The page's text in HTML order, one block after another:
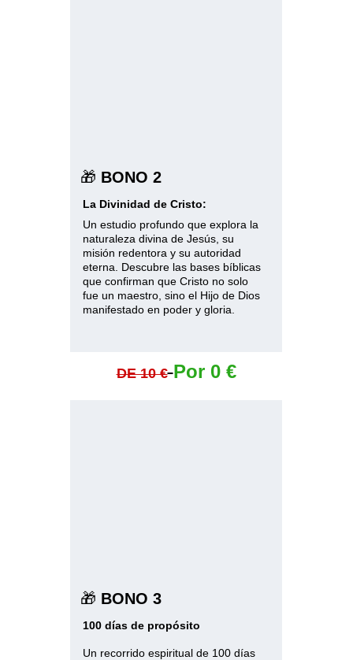
🎁 BONO 2
La Divinidad de Cristo:
Un estudio profundo que explora la
naturaleza divina de Jesús, su
misión redentora y su autoridad
eterna. Descubre las bases bíblicas
que confirman que Cristo no solo
fue un maestro, sino el Hijo de Dios
manifestado en poder y gloria.
DE 10 € Por 0 €
🎁 BONO 3
100 días de propósito
Un recorrido espiritual de 100 días